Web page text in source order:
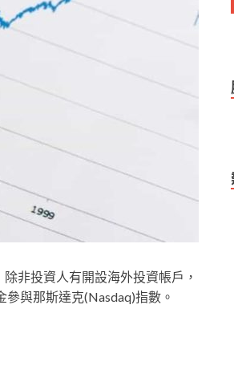
非投資人有開設海外投資帳戶，
與那斯達克(Nasdaq)指數。